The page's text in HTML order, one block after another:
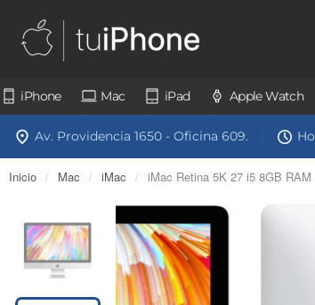
iPhone Mac iPad Apple Watch
Av. Providencia 1650 - Oficina 609.
Inicio / Mac / iMac / iMac Retina 5K 27 i5 8GB RAM